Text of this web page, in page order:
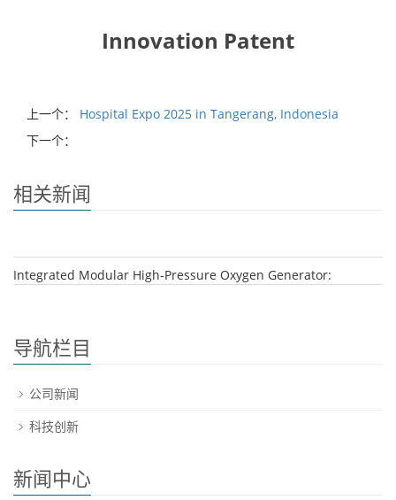
Innovation Patent
上一个：
Hospital Expo 2025 in Tangerang, Indonesia
下一个：
相关新闻
Integrated Modular High-Pressure Oxygen Generator:
导航栏目
公司新闻
科技创新
新闻中心